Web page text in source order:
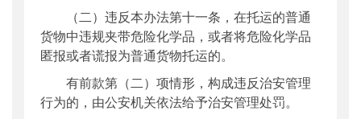
（二）违反本办法第十一条，在托运的普通
货物中违规夹带危险化学品，或者将危险化学品
匿报或者谎报为普通货物托运的。
有前款第（二）项情形，构成违反治安管理
行为的，由公安机关依法给予治安管理处罚。